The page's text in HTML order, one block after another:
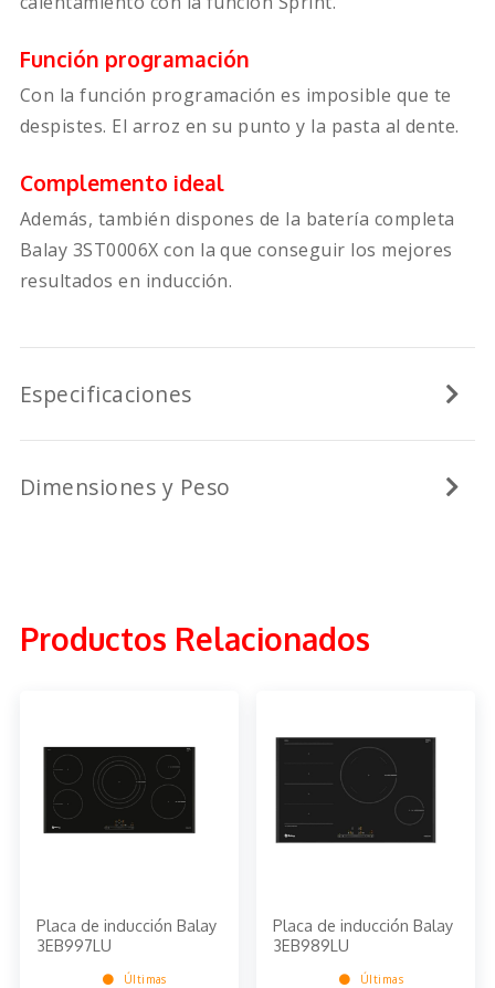
Función programación
Con la función programación es imposible que te
despistes. El arroz en su punto y la pasta al dente.
Complemento ideal
Además, también dispones de la batería completa
Balay 3ST0006X con la que conseguir los mejores
resultados en inducción.
Especificaciones
Dimensiones y Peso
Productos Relacionados
Placa de inducción Balay
3EB997LU
Últimas
Placa de inducción Balay
3EB989LU
Últimas